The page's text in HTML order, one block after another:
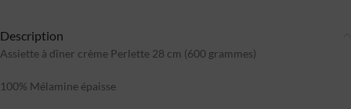
Description
Assiette à dîner crème Perlette 28 cm (600 grammes)
100% Mélamine épaisse